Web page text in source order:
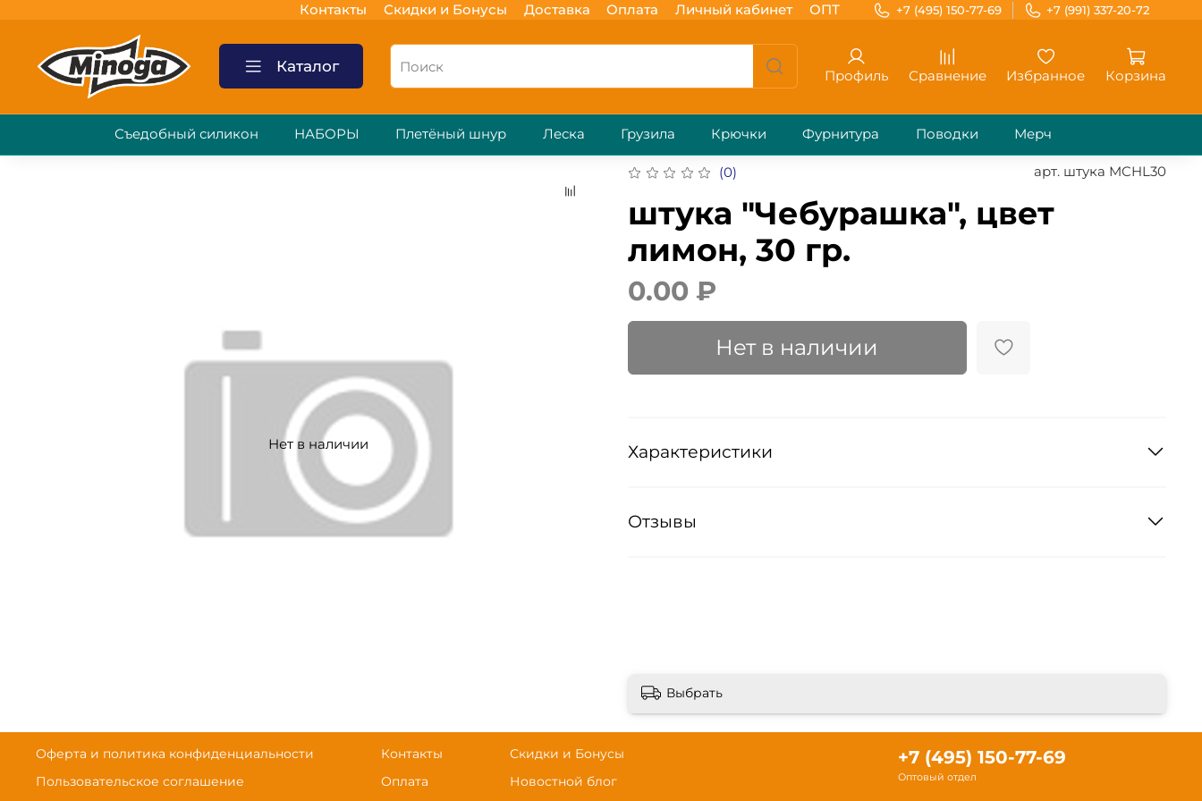
Контакты Скидки и Бонусы Доставка Оплата Личный кабинет ОПТ +7 (495) 150-77-69 +7 (991) 337-20-72
Каталог
Профиль Сравнение Избранное Корзина
Съедобный силикон НАБОРЫ Плетёный шнур Леска Грузила Крючки Фурнитура Поводки Мерч
Нет в наличии
(0) арт. штука MCHL30
штука "Чебурашка", цвет
лимон, 30 гр.
0.00 ₽
Нет в наличии
Характеристики
Отзывы
Выбрать
Оферта и политика конфиденциальности
Пользовательское соглашение
Контакты
Оплата
Скидки и Бонусы
Новостной блог
+7 (495) 150-77-69
Оптовый отдел